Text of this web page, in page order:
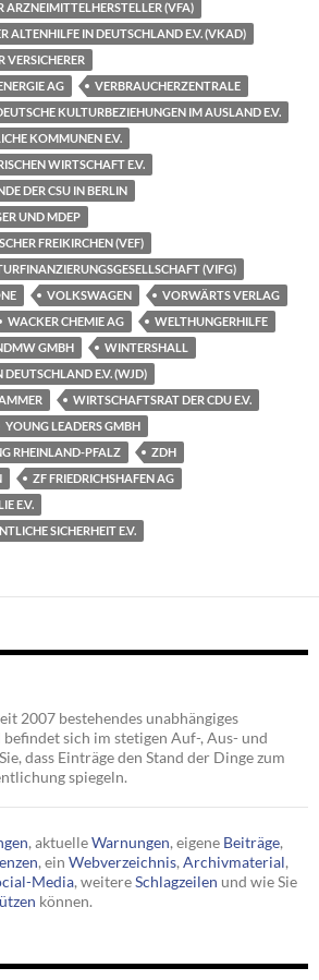
ARZNEIMITTELHERSTELLER (VFA)
ALTENHILFE IN DEUTSCHLAND E.V. (VKAD)
VERSICHERER
AG
VERBRAUCHERZENTRALE
KULTURBEZIEHUNGEN IM AUSLAND E.V.
KOMMUNEN E.V.
WIRTSCHAFT E.V.
DER CSU IN BERLIN
UND MDEP
FREIKIRCHEN (VEF)
(VIFG)
VOLKSWAGEN
VORWÄRTS VERLAG
WACKER CHEMIE AG
WELTHUNGERHILFE
GMBH
WINTERSHALL
E.V. (WJD)
WIRTSCHAFTSRAT DER CDU E.V.
YOUNG LEADERS GMBH
RHEINLAND-PFALZ
ZDH
ZF FRIEDRICHSHAFEN AG
E.V.
SICHERHEIT E.V.
2007 bestehendes unabhängiges
sich im stetigen Auf-, Aus- und
dass Einträge den Stand der Dinge zum
spiegeln.
, aktuelleWarnungen, eigene Beiträge,
, ein Webverzeichnis, Archivmaterial,
Media, weitereSchlagzeilen und wie Sie
können.